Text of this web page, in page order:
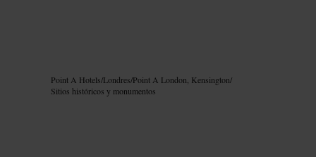
Point A Hotels/Londres/Point A London, Kensington/
Sitios históricos y monumentos